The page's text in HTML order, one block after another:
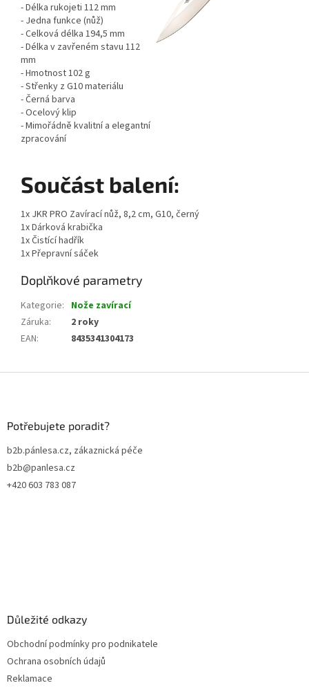
- Délka rukojeti 112 mm
- Jedna funkce (nůž)
- Celková délka 194,5 mm
- Délka v zavřeném stavu 112
mm
- Hmotnost 102 g
- Střenky z G10 materiálu
- Černá barva
- Ocelový klip
- Mimořádně kvalitní a elegantní
zpracování
Součást balení:
1x JKR PRO Zavírací nůž, 8,2 cm, G10, černý
1x Dárková krabička
1x Čistící hadřík
1x Přepravní sáček
Doplňkové parametry
Kategorie: Nože zavírací
Záruka:
2 roky
EAN: 8435341304173
Potřebujete poradit?
b2b.pánlesa.cz, zákaznická péče
b2b@panlesa.cz
+420 603 783 087
Důležité odkazy
Obchodní podmínky pro podnikatele
Ochrana osobních údajů
Reklamace